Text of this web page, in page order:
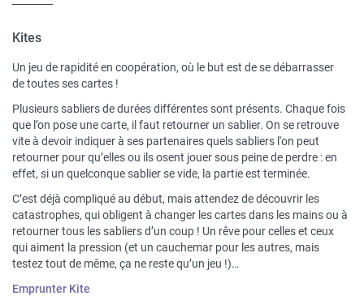
Kites
Un jeu de rapidité en coopération, où le but est de se débarrasser
de toutes ses cartes !
Plusieurs sabliers de durées différentes sont présents. Chaque fois
que l’on pose une carte, il faut retourner un sablier. On se retrouve
vite à devoir indiquer à ses partenaires quels sabliers l'on peut
retourner pour qu’elles ou ils osent jouer sous peine de perdre : en
effet, si un quelconque sablier se vide, la partie est terminée.
C’est déjà compliqué au début, mais attendez de découvrir les
catastrophes, qui obligent à changer les cartes dans les mains ou à
retourner tous les sabliers d’un coup ! Un rêve pour celles et ceux
qui aiment la pression (et un cauchemar pour les autres, mais
testez tout de même, ça ne reste qu’un jeu !)…
Emprunter Kite